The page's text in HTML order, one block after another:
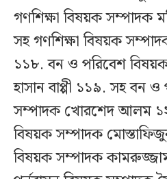
গণশিক্ষা বিষয়ক সম্পাদক
সহ গণশিক্ষা বিষয়ক
১১৮. বন ও পরিবেশ
হাসান বাপ্পী ১১৯. সহ বন
সম্পাদক খোরশেদ আলম
বিষয়ক সম্পাদক
বিষয়ক সম্পাদক